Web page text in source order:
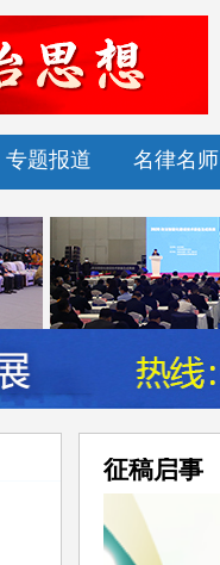
专题报道 名律名师
征稿启事